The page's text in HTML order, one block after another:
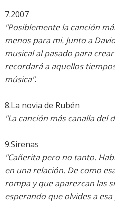
7.2007
"Posiblemente la canción
menos para mi. Junto a
musical al pasado para
recordará a aquellos
música".
8.La novia de Rubén
"La canción más canalla del
9.Sirenas
"Cañerita pero no tanto.
en una relación. De como
rompa y que aparezcan las
esperando que olvides a